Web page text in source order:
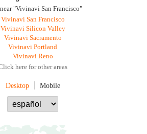
"Vivinavi San Francisco"
Vivinavi San Francisco
Vivinavi Silicon Valley
Vivinavi Sacramento
Vivinavi Portland
Vivinavi Reno
here for other areas
Desktop Mobile